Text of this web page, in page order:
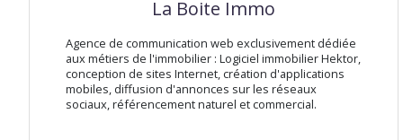
La Boite Immo
Agence de communication web exclusivement dédiée
aux métiers de l'immobilier : Logiciel immobilier Hektor,
conception de sites Internet, création d'applications
mobiles, diffusion d'annonces sur les réseaux
sociaux, référencement naturel et commercial.